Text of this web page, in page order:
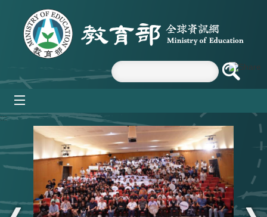
跳到主要內容區塊
:::